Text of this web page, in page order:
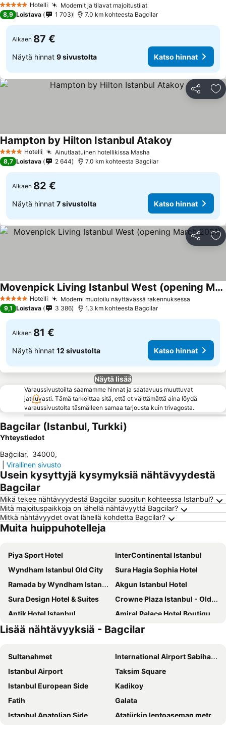
5 Tähtiluokitus
Hotelli Modernit ja tilavat majoitustilat
8,9 Loistava 1 703 7.0 km kohteesta Bagcilar
Alkaen 87 €
Näytä hinnat 9 sivustolta Katso hinnat
Jaa
4 Tähtiluokitus
Hotelli Ainutlaatuinen hotellikissa Masha
Hampton by Hilton Istanbul Atakoy
8,7 Loistava 2 644 7.0 km kohteesta Bagcilar
Alkaen 82 €
Näytä hinnat 7 sivustolta Katso hinnat
Jaa
5 Tähtiluokitus
Hotelli Moderni muotoilu näyttävässä rakennuksessa
Movenpick Living Istanbul West (opening March 2021)
9,1 Loistava 3 386 1.3 km kohteesta Bagcilar
Alkaen 81 €
Näytä hinnat 12 sivustolta Katso hinnat
Näytä lisää
Varaussivustoilta saamamme hinnat ja saatavuus muuttuvat
jatkuvasti. Tämä tarkoittaa sitä, että et välttämättä aina löydä
varaussivustolta täsmälleen samaa tarjousta kuin trivagosta.
Bagcilar (Istanbul, Turkki)
Yhteystiedot
Bağcılar, 34000,
Virallinen sivusto
Usein kysyttyjä kysymyksiä nähtävyydestä
Bagcilar
Mikä tekee nähtävyydestä Bagcilar suositun kohteessa Istanbul?
Mitä majoituspaikkoja on lähellä nähtävyyttä Bagcilar?
Mitkä nähtävyydet ovat lähellä kohdetta Bagcilar?
Muita huippuhotelleja
Piya Sport Hotel
InterContinental Istanbul
Wyndham Istanbul Old City
Sura Hagia Sophia Hotel
Ramada by Wyndham Istanbul Pera
Akgun Istanbul Hotel
Sura Design Hotel & Suites
Crowne Plaza Istanbul - Old City by IHG
Antik Hotel Istanbul
Amiral Palace Hotel Boutique Class
Sultan Hamit Hotel
Daru Sultan Hotels Galata
Conrad Istanbul Bosphorus
The Marmara Pera
Seven Hills Palace & Spa
DoubleTree by Hilton Istanbul Topkapi
Ramada by Wyndham Istanbul Golden Horn
Richmond Istanbul
Hotel Arcadia Blue
Elite World Grand Istanbul Basın Ekpsres Hotel
CVK Park Bosphorus Hotel Istanbul
Apex Hotel
Lisää nähtävyyksiä - Bagcilar
Sultanahmet
International Airport Sabiha Gokcen
Istanbul Airport
Taksim Square
Istanbul European Side
Kadikoy
Fatih
Galata
Istanbul Anatolian Side
Atatürkin lentoaseman metroasema